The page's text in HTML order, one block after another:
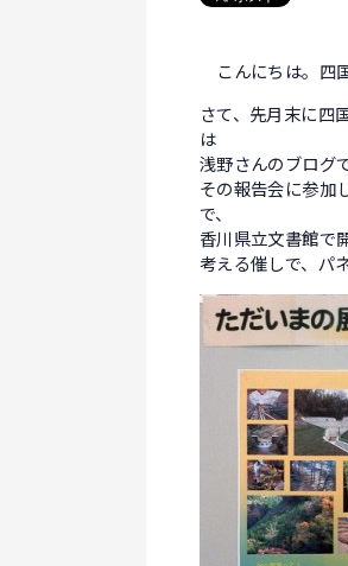
こんにちは。四
さて、先月末に四
は
浅野さんのブログ
その報告会に参加
で、
香川県立文書館で
考える催しで、パ